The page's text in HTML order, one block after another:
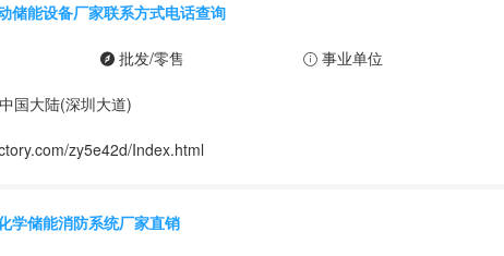
储能设备厂家联系方式电话查询
批发/零售 事业单位
国大陆(深圳大道)
zy5e42d/Index.html
学储能消防系统厂家直销